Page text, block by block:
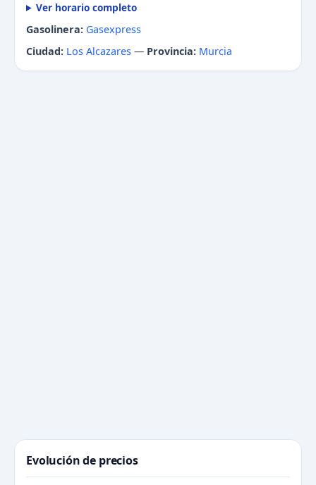
Ver horario completo
Gasolinera: Gasexpress
Ciudad: Los Alcazares — Provincia: Murcia
Evolución de precios